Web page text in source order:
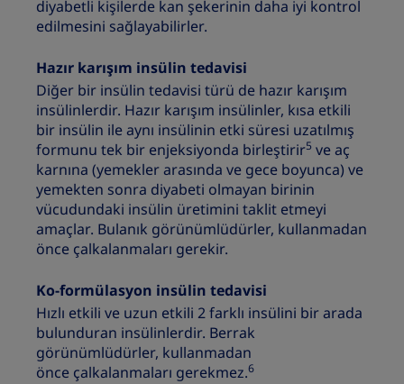
diyabetli kişilerde kan şekerinin daha iyi kontrol
edilmesini sağlayabilirler.
Hazır karışım insülin tedavisi
Diğer bir insülin tedavisi türü de hazır karışım
insülinlerdir. Hazır karışım insülinler, kısa etkili
bir insülin ile aynı insülinin etki süresi uzatılmış
formunu tek bir enjeksiyonda birleştirir5 ve aç
karnına (yemekler arasında ve gece boyunca) ve
yemekten sonra diyabeti olmayan birinin
vücudundaki insülin üretimini taklit etmeyi
amaçlar. Bulanık görünümlüdürler, kullanmadan
önce çalkalanmaları gerekir.
Ko-formülasyon insülin tedavisi
Hızlı etkili ve uzun etkili 2 farklı insülini bir arada
bulunduran insülinlerdir. Berrak
görünümlüdürler, kullanmadan
önce çalkalanmaları gerekmez.6